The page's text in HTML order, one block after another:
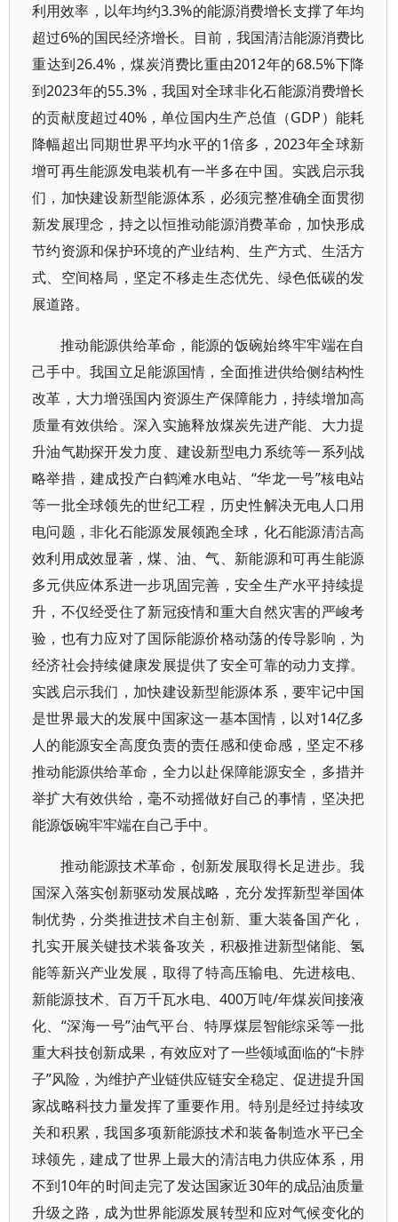
利用效率，以年均约3.3%的能源消费增长支撑了年均
超过6%的国民经济增长。目前，我国清洁能源消费比
重达到26.4%，煤炭消费比重由2012年的68.5%下降
到2023年的55.3%，我国对全球非化石能源消费增长
的贡献度超过40%，单位国内生产总值（GDP）能耗
降幅超出同期世界平均水平的1倍多，2023年全球新
增可再生能源发电装机有一半多在中国。实践启示我
们，加快建设新型能源体系，必须完整准确全面贯彻
新发展理念，持之以恒推动能源消费革命，加快形成
节约资源和保护环境的产业结构、生产方式、生活方
式、空间格局，坚定不移走生态优先、绿色低碳的发
展道路。
推动能源供给革命，能源的饭碗始终牢牢端在自
己手中。我国立足能源国情，全面推进供给侧结构性
改革，大力增强国内资源生产保障能力，持续增加高
质量有效供给。深入实施释放煤炭先进产能、大力提
升油气勘探开发力度、建设新型电力系统等一系列战
略举措，建成投产白鹤滩水电站、“华龙一号”核电站
等一批全球领先的世纪工程，历史性解决无电人口用
电问题，非化石能源发展领跑全球，化石能源清洁高
效利用成效显著，煤、油、气、新能源和可再生能源
多元供应体系进一步巩固完善，安全生产水平持续提
升，不仅经受住了新冠疫情和重大自然灾害的严峻考
验，也有力应对了国际能源价格动荡的传导影响，为
经济社会持续健康发展提供了安全可靠的动力支撑。
实践启示我们，加快建设新型能源体系，要牢记中国
是世界最大的发展中国家这一基本国情，以对14亿多
人的能源安全高度负责的责任感和使命感，坚定不移
推动能源供给革命，全力以赴保障能源安全，多措并
举扩大有效供给，毫不动摇做好自己的事情，坚决把
能源饭碗牢牢端在自己手中。
推动能源技术革命，创新发展取得长足进步。我
国深入落实创新驱动发展战略，充分发挥新型举国体
制优势，分类推进技术自主创新、重大装备国产化，
扎实开展关键技术装备攻关，积极推进新型储能、氢
能等新兴产业发展，取得了特高压输电、先进核电、
新能源技术、百万千瓦水电、400万吨/年煤炭间接液
化、“深海一号”油气平台、特厚煤层智能综采等一批
重大科技创新成果，有效应对了一些领域面临的“卡脖
子”风险，为维护产业链供应链安全稳定、促进提升国
家战略科技力量发挥了重要作用。特别是经过持续攻
关和积累，我国多项新能源技术和装备制造水平已全
球领先，建成了世界上最大的清洁电力供应体系，用
不到10年的时间走完了发达国家近30年的成品油质量
升级之路，成为世界能源发展转型和应对气候变化的